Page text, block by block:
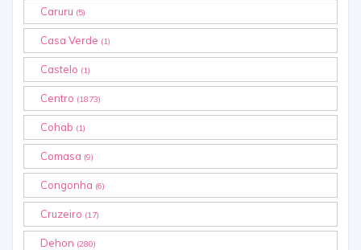
Caruru (5)
Casa Verde (1)
Castelo (1)
Centro (1873)
Cohab (1)
Comasa (9)
Congonha (6)
Cruzeiro (17)
Dehon (280)